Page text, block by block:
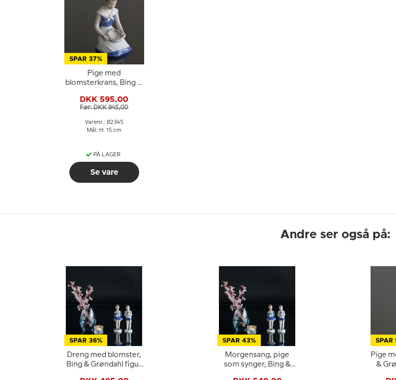
SPAR 37%
Pige med
blomsterkrans, Bing &
2345
DKK 595,00
Før: DKK 945,00
Varenr.: B2345
Mål: H: 15 cm
PÅ LAGER
Se vare
Andre ser også på:
SPAR 36%
Dreng med blomster,
Bing & Grøndahl figur
SPAR 43%
Morgensang, pige
som synger, Bing &
SPAR
Pige
&